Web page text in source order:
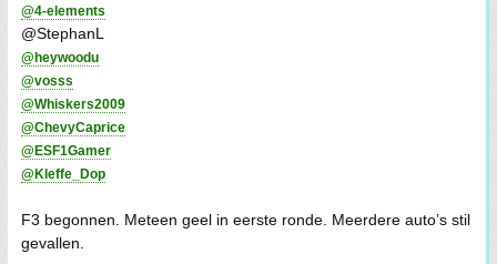
@4-elements
@StephanL
@heywoodu
@vosss
@Whiskers2009
@ChevyCaprice
@ESF1Gamer
@Kleffe_Dop
F3 begonnen. Meteen geel in eerste ronde. Meerdere auto’s stil
gevallen.